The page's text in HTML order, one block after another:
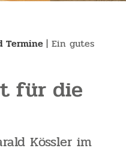
Termine | Ein gutes
für die
Kössler im